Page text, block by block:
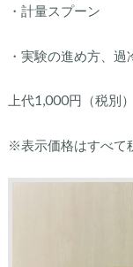
・計量スプーン
・実験の進め方、
上代1,000円（税別）
※表示価格はすべて